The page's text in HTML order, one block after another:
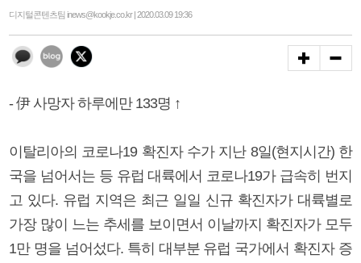
디지털콘텐츠팀 inews@kookje.co.kr | 2020.03.09 19:36
- 伊 사망자 하루에만 133명 ↑
이탈리아의 코로나19 확진자 수가 지난 8일(현지시간) 한
국을 넘어서는 등 유럽 대륙에서 코로나19가 급속히 번지
고 있다. 유럽 지역은 최근 일일 신규 확진자가 대륙별로
가장 많이 느는 추세를 보이면서 이날까지 확진자가 모두
1만 명을 넘어섰다. 특히 대부분 유럽 국가에서 확진자 증